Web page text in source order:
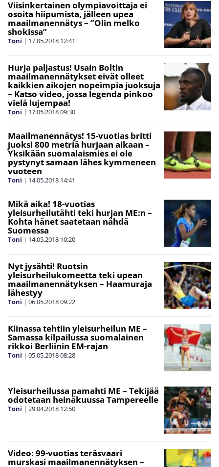
Viisinkertainen olympiavoittaja ei
osoita hiipumista, jälleen upea
maailmanennätys – ”Olin melko
shokissa”
Toni | 17.05.2018 12:41
Hurja paljastus! Usain Boltin
maailmanennätykset eivät olleet
kaikkien aikojen nopeimpia juoksuja
– Katso video, jossa legenda pinkoo
vielä lujempaa!
Toni | 17.05.201809:30
Maailmanennätys! 15-vuotias britti
juoksi 800 metriä hurjaan aikaan –
Yksikään suomalaismies ei ole
pystynyt samaan lähes kymmeneen
vuoteen
Toni | 14.05.2018 14:41
Mikä aika! 18-vuotias
yleisurheilutähti teki hurjan ME:n –
Kohta hänet saatetaan nähdä
Suomessa
Toni | 14.05.2018 10:20
Nyt jysähti! Ruotsin
yleisurheilukomeetta teki upean
maailmanennätyksen – Haamuraja
lähestyy
Toni | 06.05.201809:22
Kiinassa tehtiin yleisurheilun ME –
Samassa kilpailussa suomalainen
rikkoi Berliinin EM-rajan
Toni | 05.05.201808:28
Yleisurheilussa pamahti ME – Tekijää
odotetaan heinäkuussa Tampereelle
Toni | 29.04.2018 12:50
Video: 99-vuotias teräsvaari
murskasi maailmanennätyksen –